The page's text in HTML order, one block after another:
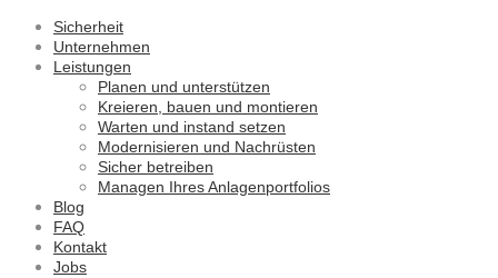
Sicherheit
Unternehmen
Leistungen
Planen und unterstützen
Kreieren, bauen und montieren
Warten und instand setzen
Modernisieren und Nachrüsten
Sicher betreiben
Managen Ihres Anlagenportfolios
Blog
FAQ
Kontakt
Jobs